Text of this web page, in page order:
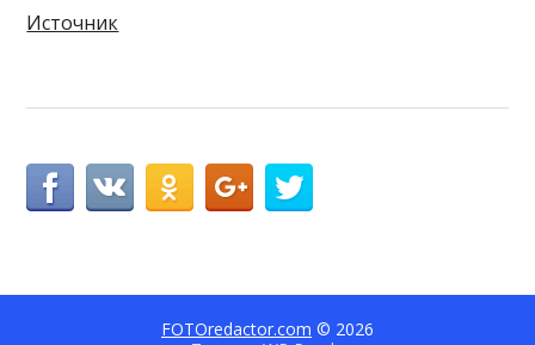
Источник
FOTOredactor.com © 2026